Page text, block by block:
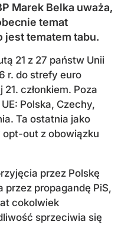
Marek Belka uważa,
temat
jest tematem tabu.
21 z 27 państw Unii
r. do strefy euro
21. członkiem. Poza
Polska, Czechy,
. Ta ostatnia jako
out z obowiązku
przez Polskę
przez propagandę PiS,
cokolwiek
sprzeciwia się